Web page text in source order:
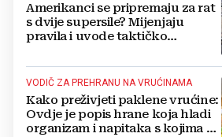
Amerikanci se pripremaju za rat
s dvije supersile? Mijenjaju
pravila i uvode taktičko
VODIČ ZA PREHRANU NA VRUĆINAMA
Kako preživjeti paklene vrućine:
Ovdje je popis hrane koja hladi
organizam i napitaka s kojima si